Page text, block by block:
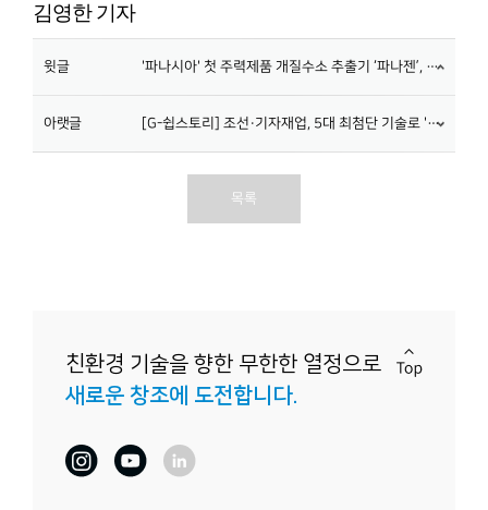
김영한 기자
윗글 '파나시아' 첫 주력제품 개질수소 추출기 ‘파나젠’, 100% 국내 기술로 개발
아랫글 [G-쉽스토리] 조선·기자재업, 5대 최첨단 기술로 '초격차 패권' 거머쥔다
목록
친환경 기술을 향한 무한한 열정으로
새로운 창조에 도전합니다.